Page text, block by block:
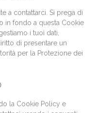
a contattarci. Si prega di
in fondo a questa Cookie
i tuoi dati,
di presentare un
per la Protezione dei
la Cookie Policy e